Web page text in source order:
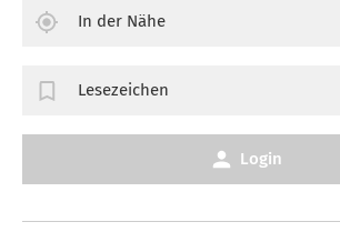
In der Nähe
Lesezeichen
Login